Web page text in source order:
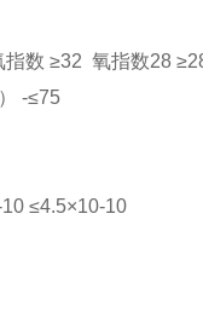
数 ≥32 氧指数28
-≤75
≤4.5×10-10